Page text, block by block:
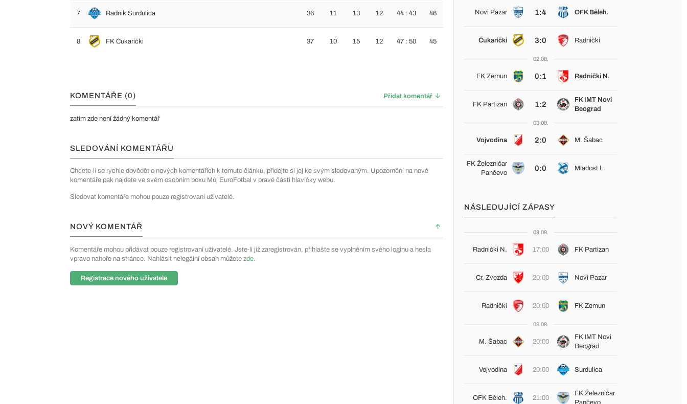
7 Radnik Surdulica 36 11 13 12 44 : 43 46
8 FK Čukarički 37 10 15 12 47 : 50 45
KOMENTÁŘE (0) Přidat komentář
zatím zde není žádný komentář
SLEDOVÁNÍ KOMENTÁŘŮ
Chcete-li se rychle dovědět o nových komentářích k tomuto článku, přidejte si jej ke svým sledovaným. Upozornění na nové
komentáře pak najdete ve svém osobním boxu Můj EuroFotbal v pravé části hlavičky webu.
Sledovat komentáře mohou pouze registrovaní uživatelé.
NOVÝ KOMENTÁŘ
Komentáře mohou přidávat pouze registrovaní uživatelé. Jste-li již zaregistrován, přihlašte se vyplněním svého loginu a hesla
vpravo nahoře na stránce. Nahlásit nelegální obsah můžete zde.
Registrace nového uživatele
Novi Pazar 1:4 OFK Běleh.
Čukarički 3:0 Radnički
02.08.
FK Zemun 0:1 Radnički N.
FK Partizan 1:2
FK IMT Novi
Beograd
03.08.
Vojvodina 2:0 M. Šabac
FK Železničar
Pančevo
0:0 Mladost L.
NÁSLEDUJÍCÍ ZÁPASY
08.08.
Radnički N. 17:00 FK Partizan
Cr. Zvezda 20:00 Novi Pazar
Radnički 20:00 FK Zemun
09.08.
M. Šabac 20:00
FK IMT Novi
Beograd
Vojvodina 20:00 Surdulica
OFK Běleh. 21:00
FK Železničar
Pančevo